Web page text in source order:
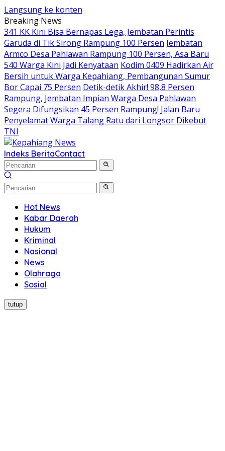
Langsung ke konten
Breaking News
341 KK Kini Bisa Bernapas Lega, Jembatan Perintis
Garuda di Tik Sirong Rampung 100 Persen Jembatan
Armco Desa Pahlawan Rampung 100 Persen, Asa Baru
540 Warga Kini Jadi Kenyataan Kodim 0409 Hadirkan Air
Bersih untuk Warga Kepahiang, Pembangunan Sumur
Bor Capai 75 Persen Detik-detik Akhir! 98,8 Persen
Rampung, Jembatan Impian Warga Desa Pahlawan
Segera Difungsikan 45 Persen Rampung! Jalan Baru
Penyelamat Warga Talang Ratu dari Longsor Dikebut
TNI
Indeks BeritaContact
Hot News
Kabar Daerah
Hukum
Kriminal
Nasional
News
Olahraga
Sosial
tutup